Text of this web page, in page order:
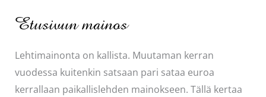
Etusivun mainos
Lehtimainonta on kallista. Muutaman kerran
vuodessa kuitenkin satsaan pari sataa euroa
kerrallaan paikallislehden mainokseen. Tällä kertaa